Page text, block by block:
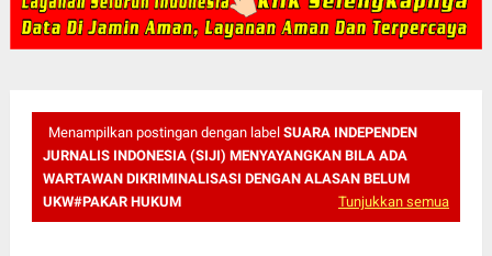
Menampilkan postingan dengan label SUARA INDEPENDEN
JURNALIS INDONESIA (SIJI) MENYAYANGKAN BILA ADA
WARTAWAN DIKRIMINALISASI DENGAN ALASAN BELUM
UKW#PAKAR HUKUM
Tunjukkan semua